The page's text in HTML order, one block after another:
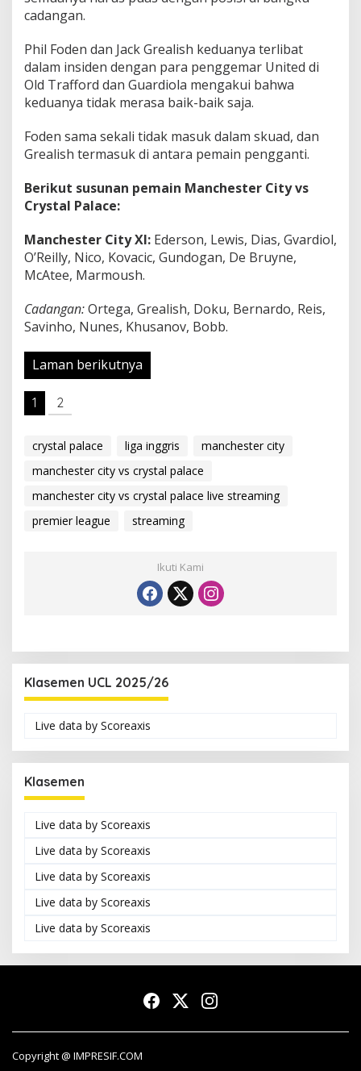
cadangan.
Phil Foden dan Jack Grealish keduanya terlibat
dalam insiden dengan para penggemar United di
Old Trafford dan Guardiola mengakui bahwa
keduanya tidak merasa baik-baik saja.
Foden sama sekali tidak masuk dalam skuad, dan
Grealish termasuk di antara pemain pengganti.
Berikut susunan pemain Manchester City vs
Crystal Palace:
Manchester City XI: Ederson, Lewis, Dias, Gvardiol,
O’Reilly, Nico, Kovacic, Gundogan, De Bruyne,
McAtee, Marmoush.
Cadangan:Ortega, Grealish, Doku, Bernardo, Reis,
Savinho, Nunes, Khusanov, Bobb.
Laman berikutnya
1 2
crystal palace liga inggris
manchester city
manchester city vs crystal palace
manchester city vs crystal palace live streaming
premier league
streaming
Ikuti Kami
Klasemen UCL 2025/26
Live data by Scoreaxis
Klasemen
Live data by Scoreaxis
Live data by Scoreaxis
Live data by Scoreaxis
Live data by Scoreaxis
Live data by Scoreaxis
Copyright @ IMPRESIF.COM